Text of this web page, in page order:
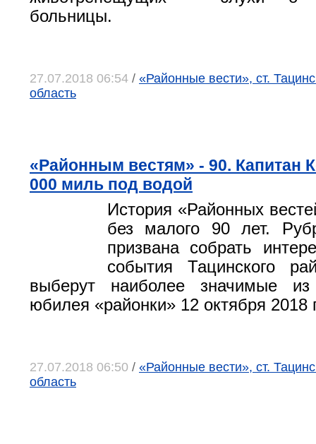
больницы.
27.07.2018 06:54 / «Районные вести», ст.
область
«Районным вестям» - 90. Капитан
000 миль под водой
История «Районных
без малого 90 лет.
призвана собрать
события Тацинского
выберут наиболее значимые
юбилея «районки» 12 октября 2018
27.07.2018 06:50 / «Районные вести», ст.
область